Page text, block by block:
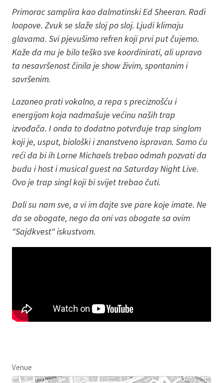
Primorac samplira kao dalmatinski Ed Sheeran. Radi
loopove. Zvuk se slaže sloj po sloj. Ljudi klimaju
glavama. Svi pjevušimo refren koji prvi put čujemo.
Kaže da mu je bilo teško sve koordinirati, ali upravo
ta nesavršenost činila je show živim, spontanim i
savršenim.
Lazaneo prati vokalno, a repa s preciznošću i
energijom koja nadmašuje većinu naših trap
izvođača. I onda to dodatno potvrđuje trap singlom
koji je, usput, biološki i znanstveno ispravan. Samo ću
reći da bi ih Lorne Michaels trebao odmah pozvati da
budu i host i musical guest na Saturday Night Live.
Ovo je trap singl koji bi svijet trebao čuti.
Dali su nam sve, a vi im dajte sve pare koje imate. Ne
da se obogate, nego da oni vas obogate sa ovim
“Sajdkvest“ iskustvom.
Venue